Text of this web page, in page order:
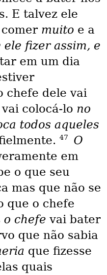
E talvez ele
muito e a
ele fizer assim, e
em um dia
chefe dele vai
colocá-lo no
todos aqueles
47
O
em
o que seu
mas que não se
que o chefe
o chefe vai bater
que não sabia
que fizesse
quais